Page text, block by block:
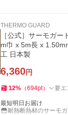
THERMO GUARD
［公式］サーモガ
m巾 x 5m長 x
工 日本製
6,360円
12% （694pt） 要エ
最短明日お届け
耐熱断熱材のサーモ